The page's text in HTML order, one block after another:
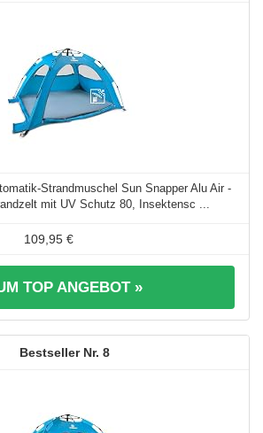
Strandmuschel Sun Snapper Alu Air -
mit UV Schutz 80, Insektensc ...
109,95 €
TOP ANGEBOT »
8